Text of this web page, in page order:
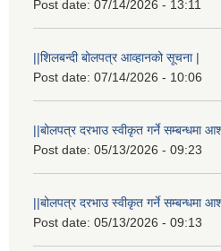
Post date: 07/14/2026 - 13:11
||शिलबन्दी बोलपत्र आव्हानको सूचना |
Post date: 07/14/2026 - 10:06
||बोलपत्र दरभाउ स्वीकृत गर्ने सम्बन्धमा
Post date: 05/13/2026 - 09:23
||बोलपत्र दरभाउ स्वीकृत गर्ने सम्बन्धमा
Post date: 05/13/2026 - 09:13